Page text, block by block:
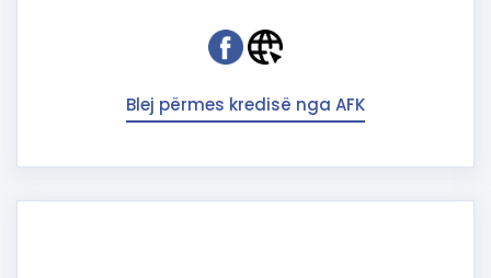
Blej përmes kredisë nga AFK